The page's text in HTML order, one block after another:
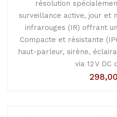
résolution
surveillance active, jour et
infrarouges (IR) offrant
Compacte et résistante
haut-parleur, sirène,
via 12 V DC
298,00